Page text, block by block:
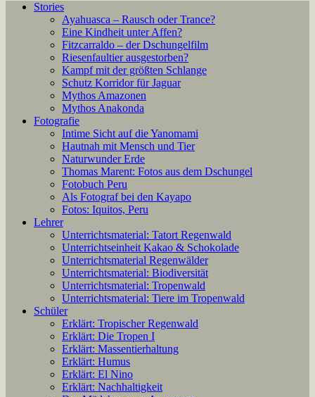
Stories
Ayahuasca – Rausch oder Trance?
Eine Kindheit unter Affen?
Fitzcarraldo – der Dschungelfilm
Riesenfaultier ausgestorben?
Kampf mit der größten Schlange
Schutz Korridor für Jaguar
Mythos Amazonen
Mythos Anakonda
Fotografie
Intime Sicht auf die Yanomami
Hautnah mit Mensch und Tier
Naturwunder Erde
Thomas Marent: Fotos aus dem Dschungel
Fotobuch Peru
Als Fotograf bei den Kayapo
Fotos: Iquitos, Peru
Lehrer
Unterrichtsmaterial: Tatort Regenwald
Unterrichtseinheit Kakao & Schokolade
Unterrichtsmaterial Regenwälder
Unterrichtsmaterial: Biodiversität
Unterrichtsmaterial: Tropenwald
Unterrichtsmaterial: Tiere im Tropenwald
Schüler
Erklärt: Tropischer Regenwald
Erklärt: Die Tropen I
Erklärt: Massentierhaltung
Erklärt: Humus
Erklärt: El Nino
Erklärt: Nachhaltigkeit